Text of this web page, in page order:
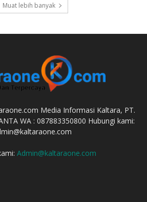
Muat lebih banyak
Media Informasi Kaltara, PT.
WA : 087883350800 Hubungi kami:
Admin@kaltaraone.com